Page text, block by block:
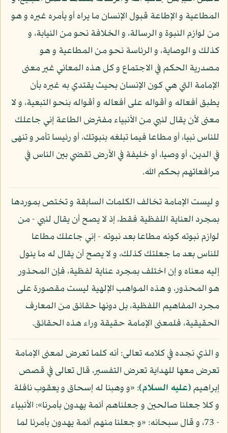
المطاعية و الإطاعة قبول الإنسان ما يراه أو يأمره غيره و هو
من لوازم النبوة و الرسالة، و الخلافة نحو من النيابة، و
كذلك و الوصاية، و الرئاسة نحو من المطاعية و هو
مصدرية الحكم في الاجتماع و كل هذه المعاني غير معنى
الإمامة التي هي كون الإنسان بحيث يقتدي به غيره بأن
يطبق أفعاله و أقواله على أفعاله و أقواله بنحو التبعية، و لا
معنى لأن يقال لنبي من الأنبياء مفترض الطاعة إني جاعلك
للناس نبيا، أو مطاعا فيما تبلغه بنبوتك، أو رئيسا تأمر و تنهى
في الدين، أو وصيا، أو خليفة في الأرض تقضي بين الناس في
مرافعاتهم بحكم الله.
و ليست الإمامة تخالف الكلمات السابقة و تختص بموردها
بمجرد العناية اللفظية فقط، إذ لا يصح أن يقال لنبي - من
لوازم نبوته كونه مطاعا بعد نبوته - إني جاعلك مطاعا
للناس بعد ما جعلتك كذلك، و لا يصح أن يقال له ما يئول
إليه معناه و إن اختلف بمجرد عناية لفظية، فإن المحذور
هو المحذور، و هذه المواهب الإلهية ليست مقصورة على
مجرد المفاهيم اللفظية، بل دونها حقائق من المعارف
الحقيقية، فلمعنى الإمامة حقيقة وراء هذه الحقائق.
و الذي نجده في كلامه تعالى: أنه كلما تعرض لمعنى الإمامة
تعرض معها للهداية تعرض التفسير، قال تعالى في قصص
إبراهيم(عليه السلام): «و وهبنا له إسحاق و يعقوب نافلة
و كلا جعلنا صالحين و جعلناهم أئمة يهدون بأمرنا»: الأنبياء
- 73، و قال سبحانه: «و جعلنا منهم أئمة يهدون بأمرنا لما